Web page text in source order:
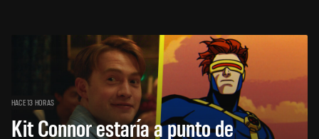
HACE 13 HORAS
Kit Connor estaría a punto de